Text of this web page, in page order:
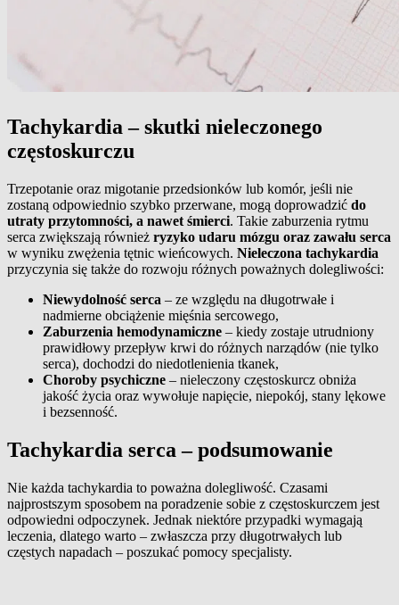
Tachykardia – skutki nieleczonego
częstoskurczu
Trzepotanie oraz migotanie przedsionków lub komór, jeśli nie
zostaną odpowiednio szybko przerwane, mogą doprowadzić do
utraty przytomności, a nawet śmierci. Takie zaburzenia rytmu
serca zwiększają również ryzyko udaru mózgu oraz zawału serca
w wyniku zwężenia tętnic wieńcowych. Nieleczona tachykardia
przyczynia się także do rozwoju różnych poważnych dolegliwości:
Niewydolność serca – ze względu na długotrwałe i
nadmierne obciążenie mięśnia sercowego,
Zaburzenia hemodynamiczne – kiedy zostaje utrudniony
prawidłowy przepływ krwi do różnych narządów (nie tylko
serca), dochodzi do niedotlenienia tkanek,
Choroby psychiczne – nieleczony częstoskurcz obniża
jakość życia oraz wywołuje napięcie, niepokój, stany lękowe
i bezsenność.
Tachykardia serca – podsumowanie
Nie każda tachykardia to poważna dolegliwość. Czasami
najprostszym sposobem na poradzenie sobie z częstoskurczem jest
odpowiedni odpoczynek. Jednak niektóre przypadki wymagają
leczenia, dlatego warto – zwłaszcza przy długotrwałych lub
częstych napadach – poszukać pomocy specjalisty.